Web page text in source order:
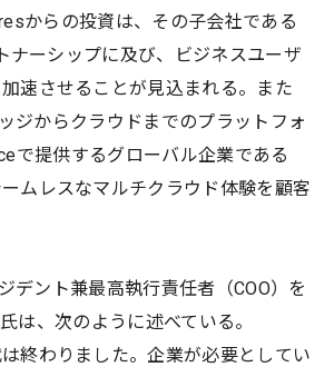
からの投資は、その子会社である
ナーシップに及び、ビジネスユーザ
速させることが見込まれる。また
ジからクラウドまでのプラットフォ
で提供するグローバル企業である
ムレスなマルチクラウド体験を顧客
デント兼最高執行責任者（COO）を
は、次のように述べている。
は終わりました。企業が必要としてい